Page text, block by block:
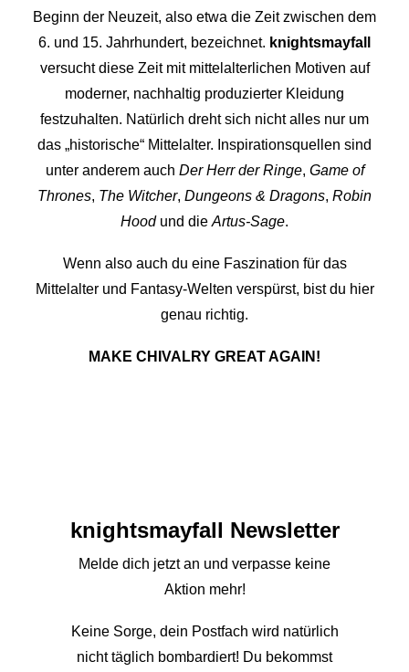
Beginn der Neuzeit, also etwa die Zeit zwischen dem
6. und 15. Jahrhundert, bezeichnet. knightsmayfall
versucht diese Zeit mit mittelalterlichen Motiven auf
moderner, nachhaltig produzierter Kleidung
festzuhalten. Natürlich dreht sich nicht alles nur um
das „historische“ Mittelalter. Inspirationsquellen sind
unter anderem auch Der Herr der Ringe, Game of
Thrones, The Witcher, Dungeons & Dragons, Robin
Hoodund die Artus-Sage.
Wenn also auch du eine Faszination für das
Mittelalter und Fantasy-Welten verspürst, bist du hier
genau richtig.
MAKE CHIVALRY GREAT AGAIN!
knights­mayfall Newsletter
Melde dich jetzt an und verpasse keine
Aktion mehr!
Keine Sorge, dein Postfach wird natürlich
nicht täglich bombardiert! Du bekommst